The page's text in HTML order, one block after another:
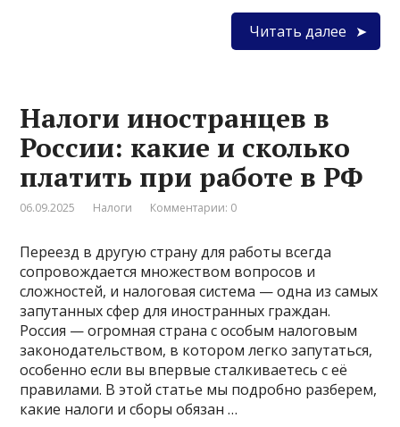
Читать далее
Налоги иностранцев в
России: какие и сколько
платить при работе в РФ
06.09.2025 Налоги Комментарии: 0
Переезд в другую страну для работы всегда
сопровождается множеством вопросов и
сложностей, и налоговая система — одна из самых
запутанных сфер для иностранных граждан.
Россия — огромная страна с особым налоговым
законодательством, в котором легко запутаться,
особенно если вы впервые сталкиваетесь с её
правилами. В этой статье мы подробно разберем,
какие налоги и сборы обязан …